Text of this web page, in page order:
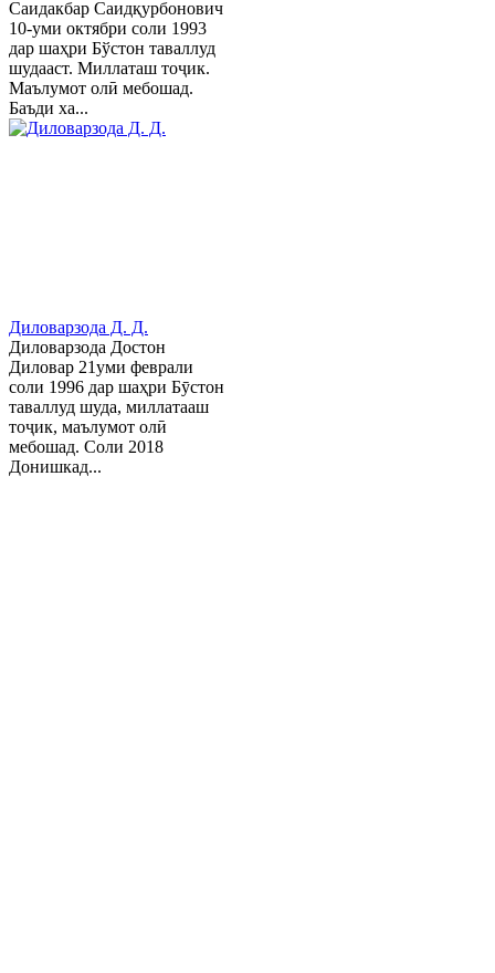
Саидакбар Саидқурбонович
10-уми октябри соли 1993
дар шаҳри Бўстон таваллуд
шудааст. Миллаташ тоҷик.
Маълумот олӣ мебошад.
Баъди ха...
Диловарзода Д. Д.
Диловарзода Достон
Диловар 21уми феврали
соли 1996 дар шаҳри Бӯстон
таваллуд шуда, миллатааш
тоҷик, маълумот олӣ
мебошад. Соли 2018
Донишкад...